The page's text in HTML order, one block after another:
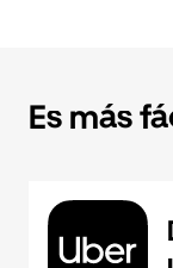
Es más